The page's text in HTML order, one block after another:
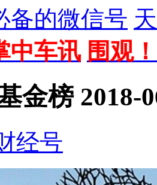
备的微信号
中车讯 围观
金榜 2018-
经号